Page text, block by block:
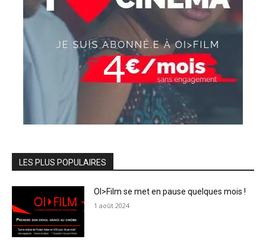
LES PLUS POPULAIRES
OI>Film se met en pause quelques mois !
1 août 2024